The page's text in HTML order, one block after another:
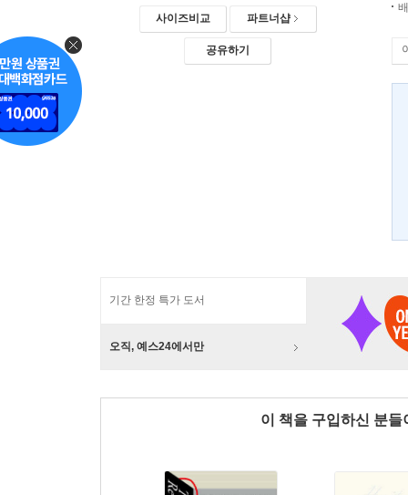
사이즈비교 파트너샵
공유하기
기간 한정 특가 도서
오직, 예스24에서만
이 책을 구입하신 분